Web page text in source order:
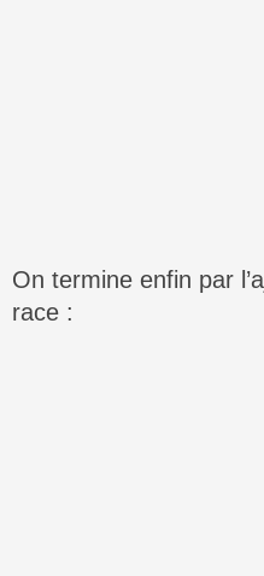
On termine enfin par
race :